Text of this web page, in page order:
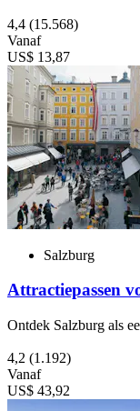
4,4 (15.568)
Vanaf
US$ 13,87
Salzburg
Attractiepassen
Ontdek Salzburg als
4,2 (1.192)
Vanaf
US$ 43,92